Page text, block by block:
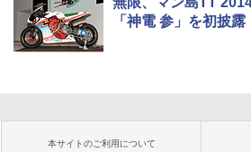
「神電 参」を初披露
本サイトのご利用について